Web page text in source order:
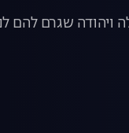
ויהודה שגרם להם